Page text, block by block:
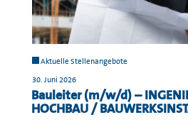
Aktuelle Stellenangebote
30. Juni 2026
Bauleiter (m/w/d) –
HOCHBAU /